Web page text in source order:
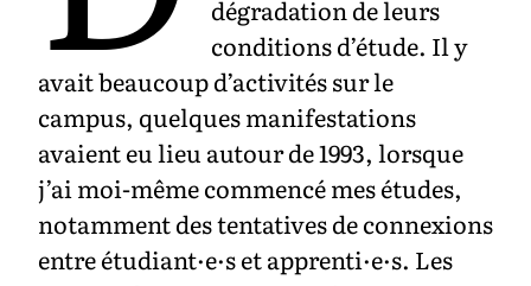
dégradation de leurs
conditions d’étude. Il y
avait beaucoup d’activités sur le
campus, quelques manifestations
avaient eu lieu autour de 1993, lorsque
j’ai moi-même commencé mes études,
notamment des tentatives de connexions
entre étudiant·e·s et apprenti·e·s. Les